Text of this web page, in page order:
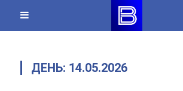
content
ДЕНЬ: 14.05.2026